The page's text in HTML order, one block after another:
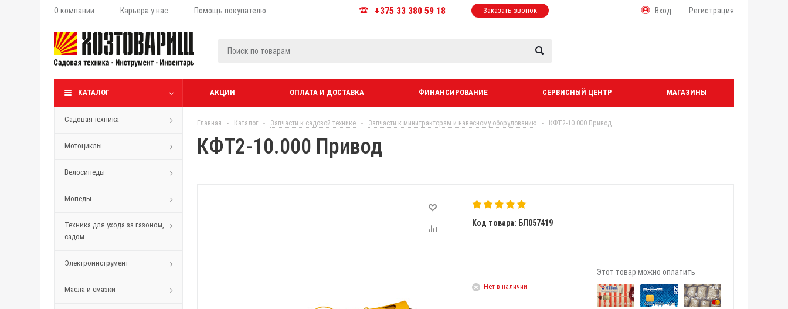
О компании Карьера у нас Помощь покупателю +375 33 380 59 18 Заказать звонок Вход Регистрация
КАТАЛОГ АКЦИИ ОПЛАТА И ДОСТАВКА ФИНАНСИРОВАНИЕ СЕРВИСНЫЙ ЦЕНТР МАГАЗИНЫ
Садовая техника
Мотоциклы
Велосипеды
Мопеды
Техника для ухода за газоном,
садом
Электроинструмент
Масла и смазки
Главная - Каталог - Запчасти к садовой технике - Запчасти к минитракторам и навесному оборудованию - КФТ2-10.000 Привод
КФТ2-10.000 Привод
Код товара: БЛ057419
Нет в наличии
Этот товар можно оплатить